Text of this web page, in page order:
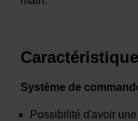
Système de
Possibilité d'avoir